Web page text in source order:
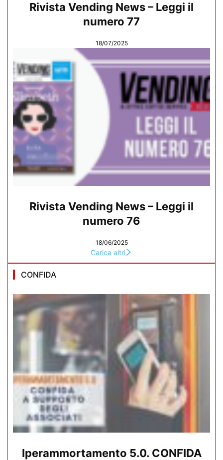
Rivista Vending News – Leggi il
numero 77
18/07/2025
Rivista Vending News – Leggi il
numero 76
18/06/2025
Carica altri
CONFIDA
Iperammortamento 5.0. CONFIDA